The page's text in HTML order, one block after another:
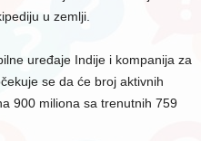
u zemlji.
uređaje Indije i kompanija za
se da će broj aktivnih
900 miliona sa trenutnih 759